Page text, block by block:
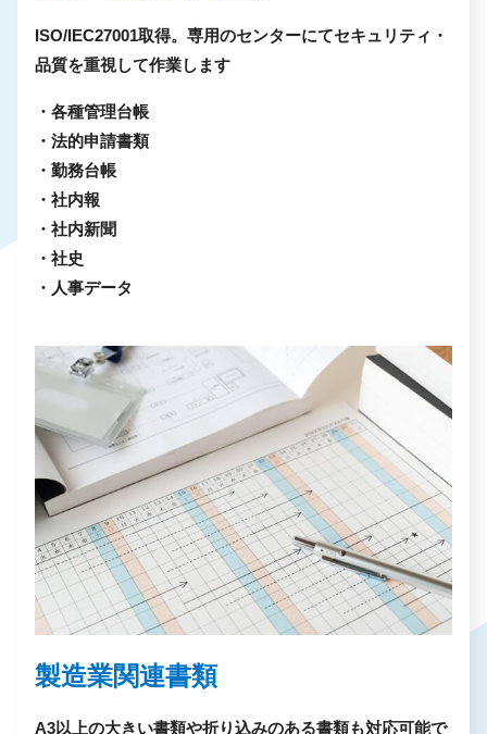
ISO/IEC27001取得。専用のセンターにてセキュリティ・
品質を重視して作業します
・各種管理台帳
・法的申請書類
・勤務台帳
・社内報
・社内新聞
・社史
・人事データ
製造業関連書類
A3以上の大きい書類や折り込みのある書類も対応可能で